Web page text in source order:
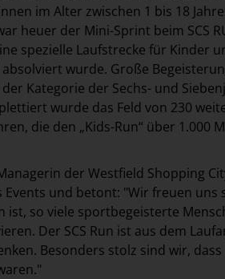
im Alter zwischen 1 bis 18
heuer der Mini-Sprint beim SCS
spezielle Laufstrecke für Kinder
wurde. Große
Kategorie der Sechs- und
wurde das Feld von 230
die den „Kids-Run“ über 1.000
der Westfield Shopping
und betont: "Wir freuen uns
ist, so viele sportbegeisterte
Der SCS Run ist aus dem
Besonders stolz sind wir,